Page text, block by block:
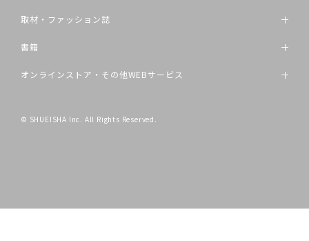
取材・ファッション誌
書籍
オンラインストア・その他WEBサービス
© SHUEISHA Inc. All Rights Reserved.